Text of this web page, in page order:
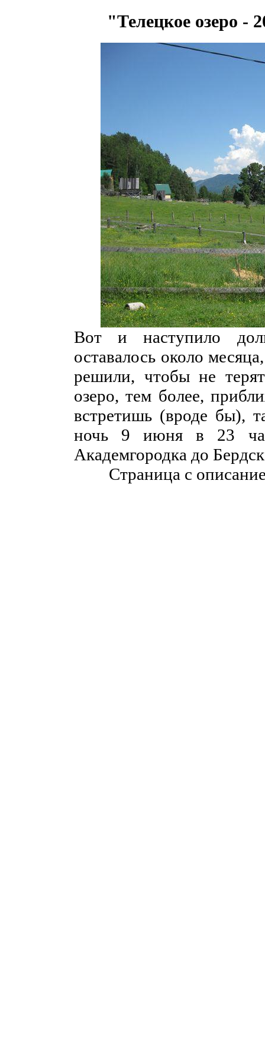
"Телецкое озеро
Вот и наступило
оставалось около
решили, чтобы не
озеро, тем более,
встретишь (вроде бы),
ночь 9 июня в 23
Академгородка до
Страница с